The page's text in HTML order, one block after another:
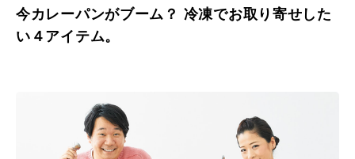
今カレーパンがブーム？ 冷凍でお取り寄せした
い４アイテム。